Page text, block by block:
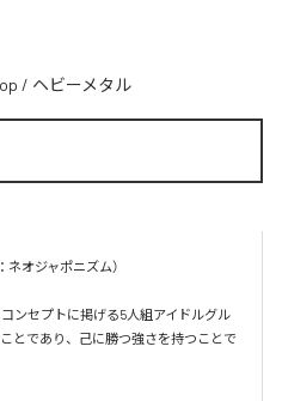
/ ヘビーメタル
ネオジャポニズム）
ンセプトに掲げる5人組アイドルグル
とであり、己に勝つ強さを持つことで